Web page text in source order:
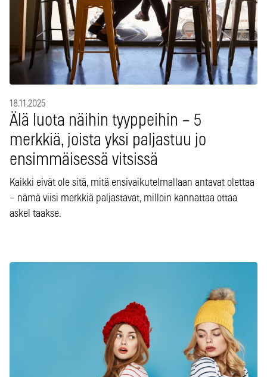
18.11.2025
Älä luota näihin tyyppeihin – 5
merkkiä, joista yksi paljastuu jo
ensimmäisessä vitsissä
Kaikki eivät ole sitä, mitä ensivaikutelmallaan antavat olettaa
– nämä viisi merkkiä paljastavat, milloin kannattaa ottaa
askel taakse.